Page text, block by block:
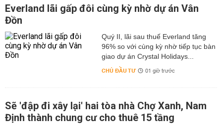
Everland lãi gấp đôi cùng kỳ nhờ dự án Vân
Đồn
Quý II, lãi sau thuế Everland tăng
96% so với cùng kỳ nhờ tiếp tục bàn
giao dự án Crystal Holidays...
CHỦ ĐẦU TƯ 01 giờ trước
Sẽ 'đập đi xây lại' hai tòa nhà Chợ Xanh, Nam
Định thành chung cư cho thuê 15 tầng